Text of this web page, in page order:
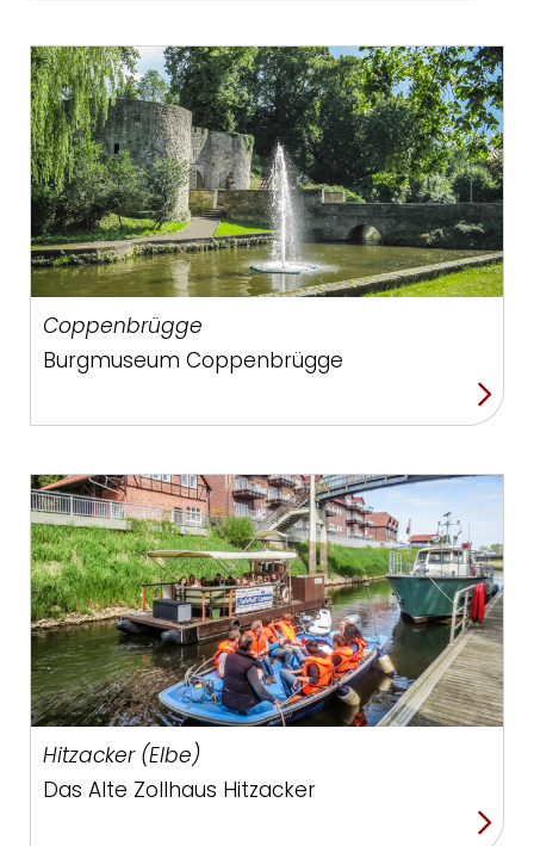
Coppenbrügge
Burgmuseum Coppenbrügge
Hitzacker (Elbe)
Das Alte Zollhaus Hitzacker